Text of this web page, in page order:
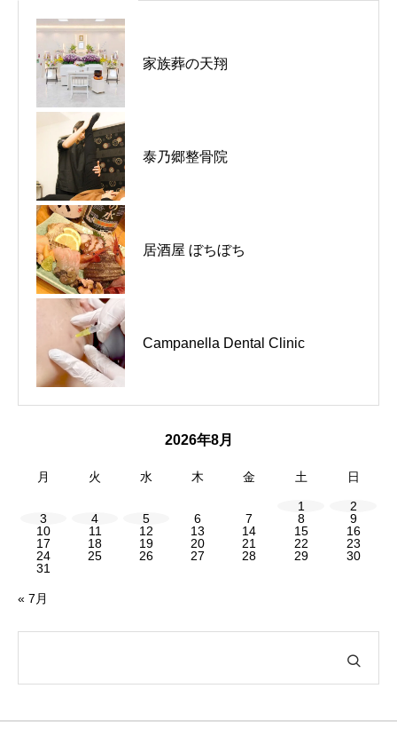
家族葬の天翔
泰乃郷整骨院
居酒屋 ぼちぼち
Campanella Dental Clinic
河内長野市｜C-HOUSE｜新たな
東京都品川区｜あか豆｜東京にお
河内長野市｜La Capucine｜ラン
千早赤阪村｜金剛山麓喫茶店｜8
街の駄菓子屋 / 週一日だけの営業
河内長野市｜クレアミュージック
ナイト動物クリニック / 2月、3月
puku puku / ゲージフリーのペット
2026年8月
月 火 水 木 金 土 日
1
2
3
4 5 6 7 8
9
10
11 12 13 14 15
16
17
18 19 20 21 22
23
24
25 26 27 28 29
30
31
« 7月